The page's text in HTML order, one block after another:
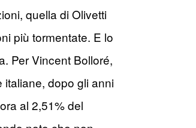
quella di Olivetti
più tormentate. E lo
Per Vincent Bolloré,
italiane, dopo gli anni
al 2,51% del